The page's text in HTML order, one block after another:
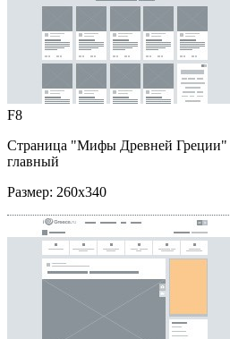
F8
Страница "Мифы Древней Греции"
главный
Размер: 260x340